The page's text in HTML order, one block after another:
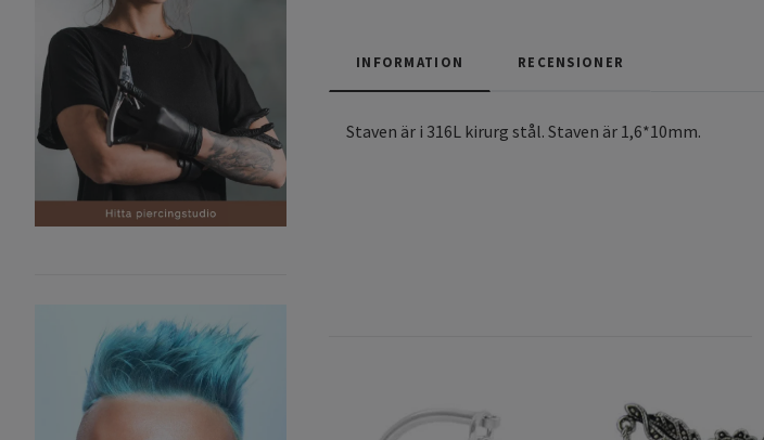
INFORMATION RECENSIONER
Staven är i 316L kirurg stål. Staven är 1,6*10mm.